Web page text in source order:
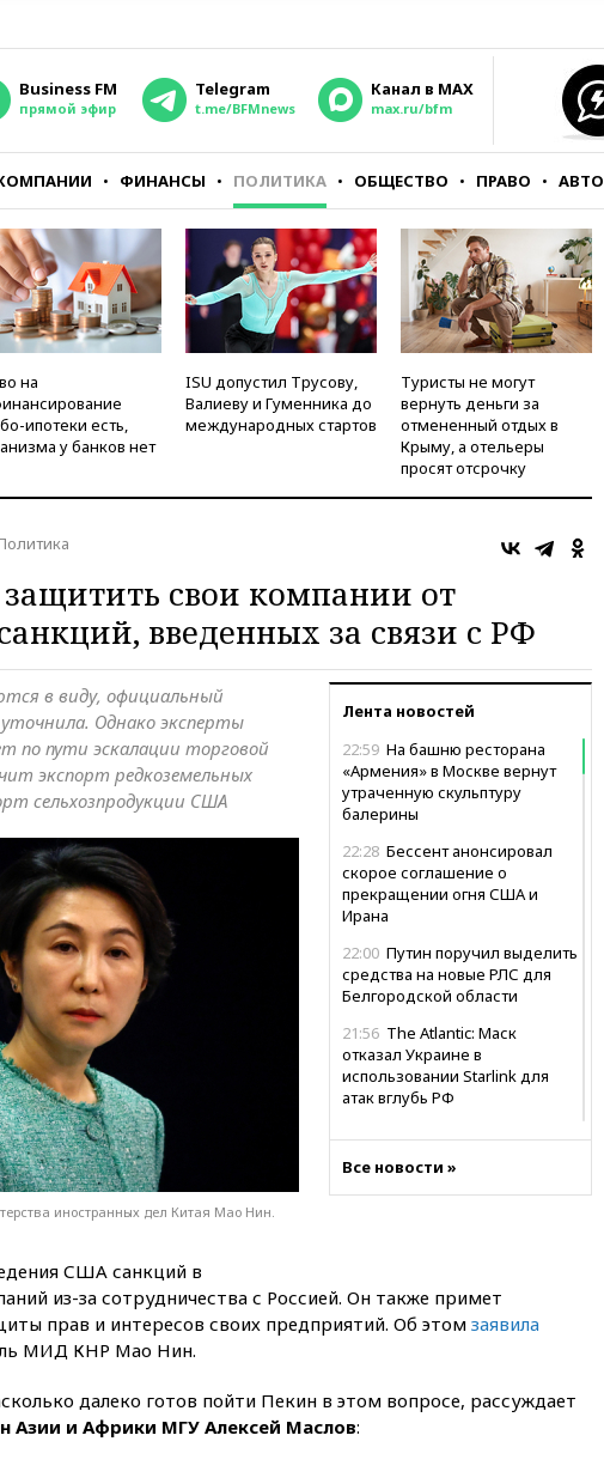
Business FM
прямой эфир
Telegram
t.me/BFMnews
Канал в MAX
max.ru/bfm
ФИНАНСЫ ПОЛИТИКА ОБЩЕСТВО ПРАВО АВТО
на
ипотеки есть,
у банков нет
ISU допустил Трусову,
Валиеву и Гуменника до
международных стартов
Туристы не могут
вернуть деньги за
отмененный отдых в
Крыму, а отельеры
просят отсрочку
свои компании от
введенных за связи с РФ
Лента новостей
22:59 На башню ресторана
«Армения» в Москве вернут
утраченную скульптуру
балерины
22:28 Бессент анонсировал
скорое соглашение о
прекращении огня США и
Ирана
22:00 Путин поручил выделить
средства на новые РЛС для
Белгородской области
21:56 The Atlantic: Маск
отказал Украине в
использовании Starlink для
атак вглубь РФ
уголовное дело
21:15
Пентагон опубликовал
16 новых видео с НЛО
Польшей скопилось свыше 6,5
тысячи грузовиков
Все новости »
в виду, официальный
Однако эксперты
по пути эскалации торговой
экспорт редкоземельных
сельхозпродукции США
иностранных дел Китая Мао Нин.
США санкций в
из-за сотрудничества с Россией. Он также примет
прав и интересов своих предприятий. Об этом заявила
МИД КНР Мао Нин.
далеко готов пойти Пекин в этом вопросе, рассуждает
Азии и Африки МГУ Алексей Маслов: